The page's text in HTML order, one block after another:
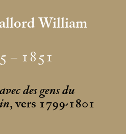
William
– 1851
des gens du
, vers 1799-1801